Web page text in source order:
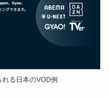
る日本のVOD例